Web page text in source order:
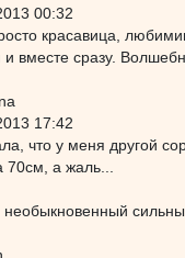
00:32
красавица,
и вместе сразу.
17:42
что у меня другой
70см, а жаль...
необыкновенный